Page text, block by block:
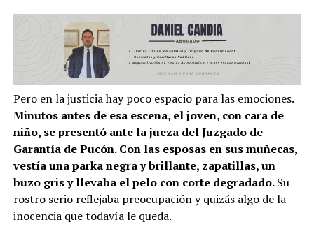
Pero en la justicia hay poco espacio para las emociones.
Minutos antes de esa escena, el joven, con cara de
niño, se presentó ante la jueza del Juzgado de
Garantía de Pucón. Con las esposas en sus muñecas,
vestía una parka negra y brillante, zapatillas, un
buzo gris y llevaba el pelo con corte degradado.Su
rostro serio reflejaba preocupación y quizás algo de la
inocencia que todavía le queda.